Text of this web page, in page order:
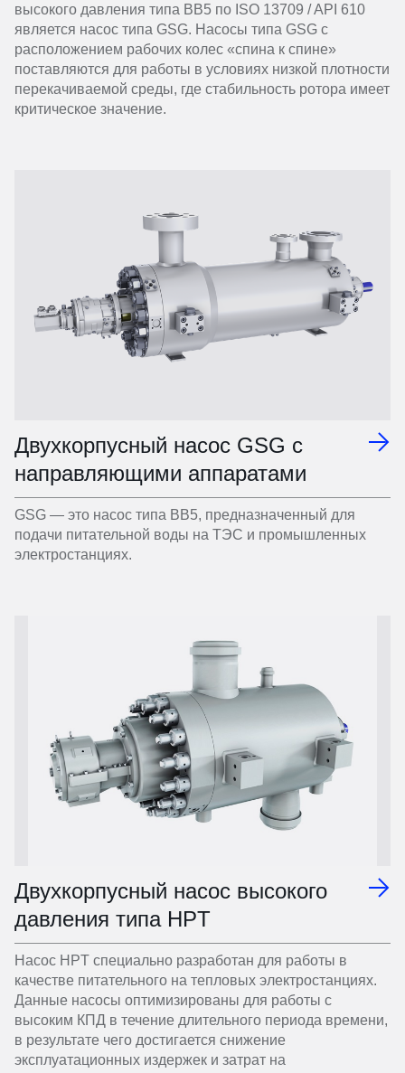
высокого давления типа BB5 по ISO 13709 / API 610
является насос типа GSG. Насосы типа GSG с
расположением рабочих колес «спина к спине»
поставляются для работы в условиях низкой плотности
перекачиваемой среды, где стабильность ротора имеет
критическое значение.
Двухкорпусный насос GSG с
направляющими аппаратами
GSG — это насос типа BB5, предназначенный для
подачи питательной воды на ТЭС и промышленных
электростанциях.
Двухкорпусный насос высокого
давления типа HPT
Насос HPT специально разработан для работы в
качестве питательного на тепловых электростанциях.
Данные насосы оптимизированы для работы с
высоким КПД в течение длительного периода времени,
в результате чего достигается снижение
эксплуатационных издержек и затрат на